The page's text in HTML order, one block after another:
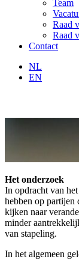
Team
Raad
Raad
Contact
NL
EN
Het onderzoek
In opdracht van
hebben op partijen
kijken naar
minder
van stapeling.
In het algemeen